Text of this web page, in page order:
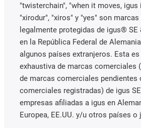
"twisterchain", "when it moves, igus
"xirodur", "xiros" y "yes" son
legalmente protegidas de igus® SE
en la República Federal de
algunos países extranjeros. Esta
exhaustiva de marcas comerciales
de marcas comerciales pendientes
comerciales registradas) de igus
empresas afiliadas a igus en
Europea, EE.UU. y/u otros países